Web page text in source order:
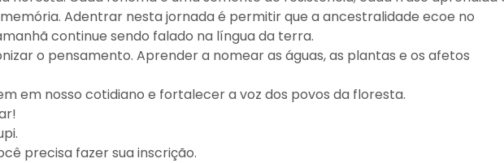
Adentrar nesta jornada é permitir que a ancestralidade ecoe no
continue sendo falado na língua da terra.
o pensamento. Aprender a nomear as águas, as plantas e os afetos
em nosso cotidiano e fortalecer a voz dos povos da floresta.
precisa fazer sua inscrição.